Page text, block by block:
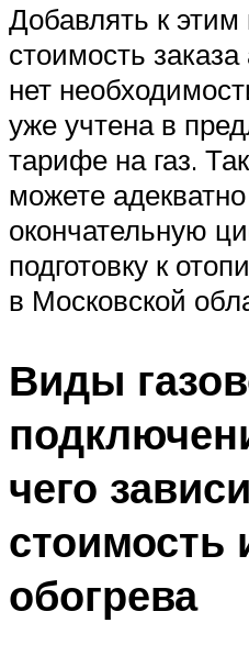
Добавлять к
стоимость
нет
уже учтена в
тарифе на газ.
можете
окончательную
подготовку к
в Московской
Виды
чего
стоимость
обогрева